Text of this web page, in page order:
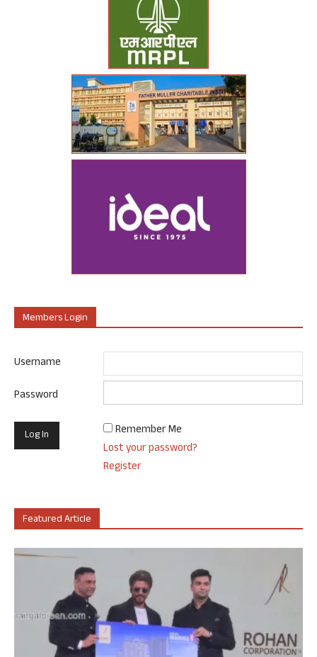
Members Login
Username
Password
Remember Me
Lost your password?
Register
Featured Article